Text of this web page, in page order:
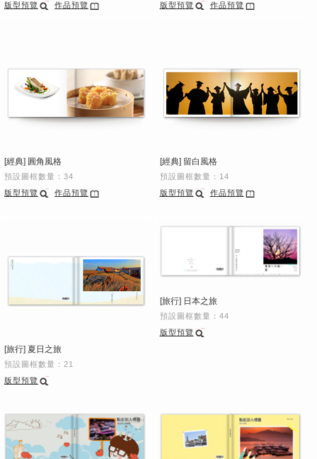
版型預覽
作品預覽
版型預覽
作品預覽
[經典] 圓角風格
預設圖框數量：34
版型預覽
作品預覽
[經典] 留白風格
預設圖框數量：14
版型預覽
作品預覽
[旅行] 夏日之旅
預設圖框數量：21
版型預覽
[旅行] 日本之旅
預設圖框數量：44
版型預覽